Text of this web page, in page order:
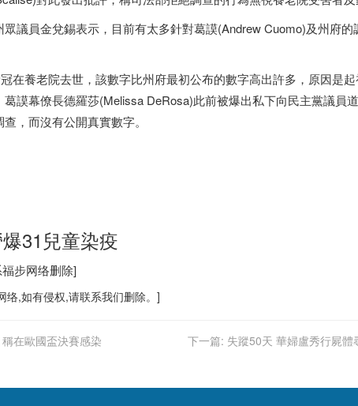
議員金兌錫表示，目前有太多針對葛謨(Andrew Cuomo)及州府
在養老院去世，該數字比州府最初公布的數字高出許多，原因是
謨幕僚長德羅莎(Melissa DeRosa)此前被爆出私下向民主黨議員
，而沒有公開真實數字。
31兒童染疫
福步网络删除]
络,如有侵权,请联系我们删除。]
在歐國盃決賽感染 下一篇: 失蹤50天 華婦盧秀行屍